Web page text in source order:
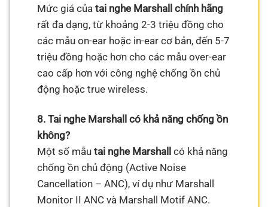
Mức giá củatai nghe Marshall chính hãng
rất đa dạng, từ khoảng 2-3 triệu đồng cho
các mẫu on-ear hoặc in-ear cơ bản, đến 5-7
triệu đồng hoặc hơn cho các mẫu over-ear
cao cấp hơn với công nghệ chống ồn chủ
động hoặc true wireless.
8. Tai nghe Marshall có khả năng chống ồn
không?
Một số mẫutai nghe Marshall có khả năng
chống ồn chủ động (Active Noise
Cancellation – ANC), ví dụ như Marshall
Monitor II ANC và Marshall Motif ANC.